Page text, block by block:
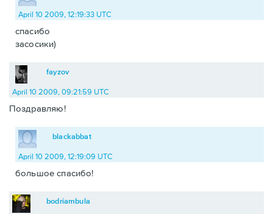
April 10 2009, 12:19:33 UTC
спасибо
засосики)
fayzov
April 10 2009, 09:21:59 UTC
Поздравляю!
blackabbat
April 10 2009, 12:19:09 UTC
большое спасибо!
bodriambula